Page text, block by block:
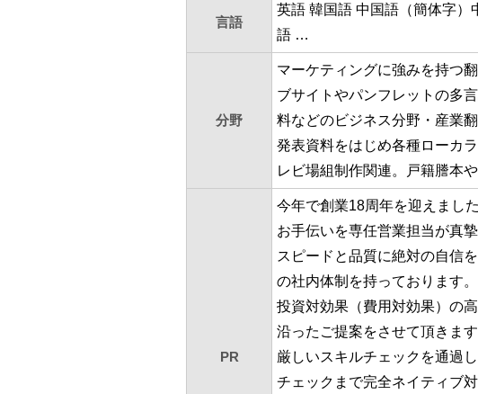
言語
英語 韓国語 中国語（簡体字
語 …
分野
マーケティングに強みを持つ
ブサイトやパンフレットの多
料などのビジネス分野・産業
発表資料をはじめ各種ローカ
レビ場組制作関連。戸籍謄本
PR
今年で創業18周年を迎えまし
お手伝いを専任営業担当が真
スピードと品質に絶対の自信
の社内体制を持っております。
投資対効果（費用対効果）の
沿ったご提案をさせて頂きます
厳しいスキルチェックを通過
チェックまで完全ネイティブ対